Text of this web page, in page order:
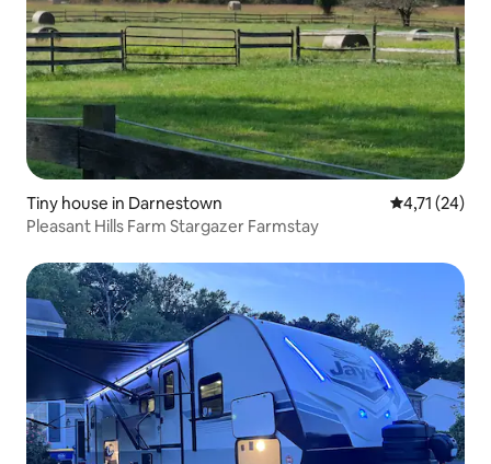
Tiny house in Darnestown Gemiddelde
4,71 (24)
Pleasant Hills Farm Stargazer Farmstay